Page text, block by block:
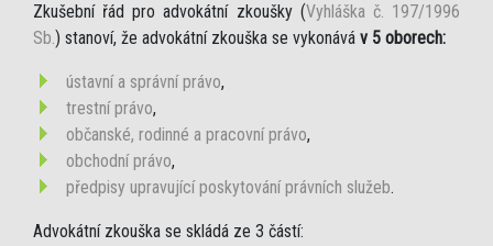
Zkušební řád pro advokátní zkoušky (Vyhláška č. 197/1996
Sb.) stanoví, že advokátní zkouška se vykonává v 5 oborech:
ústavní a správní právo,
trestní právo,
občanské, rodinné a pracovní právo,
obchodní právo,
předpisy upravující poskytování právních služeb.
Advokátní zkouška se skládá ze 3 částí: